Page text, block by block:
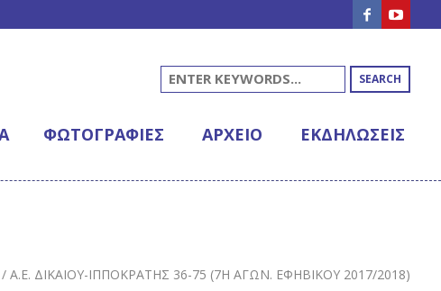
SEARCH
ΦΩΤΟΓΡΑΦΊΕΣ ΑΡΧΕΊΟ ΕΚΔΗΛΩΣΕΙΣ
/Α.Ε. ΔΙΚΑΊΟΥ-ΙΠΠΟΚΡΆΤΗΣ 36-75 (7Η ΑΓΩΝ. ΕΦΗΒΙΚΟΎ 2017/2018)